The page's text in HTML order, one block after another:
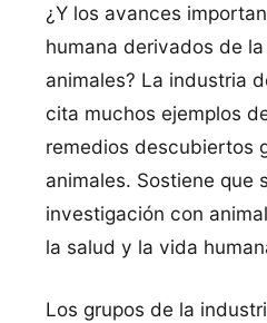
¿Y los avances
humana derivados de
animales? La industria
cita muchos ejemplos
remedios descubiertos
animales. Sostiene que
investigación con
la salud y la vida
Los grupos de la